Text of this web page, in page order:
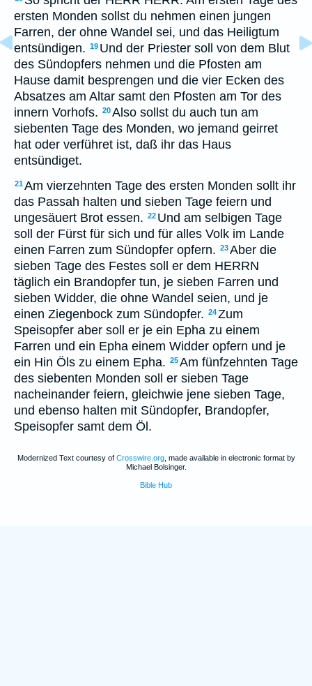
ersten Monden sollst du nehmen einen jungen
Farren, der ohne Wandel sei, und das Heiligtum
entsündigen. 19 Und der Priester soll von dem Blut
des Sündopfers nehmen und die Pfosten am
Hause damit besprengen und die vier Ecken des
Absatzes am Altar samt den Pfosten am Tor des
innern Vorhofs. 20Also sollst du auch tun am
siebenten Tage des Monden, wo jemand geirret
hat oder verführet ist, daß ihr das Haus
entsündiget.
21Am vierzehnten Tage des ersten Monden sollt ihr
das Passah halten und sieben Tage feiern und
ungesäuert Brot essen. 22 Und am selbigen Tage
soll der Fürst für sich und für alles Volk im Lande
einen Farren zum Sündopfer opfern. 23Aber die
sieben Tage des Festes soll er dem HERRN
täglich ein Brandopfer tun, je sieben Farren und
sieben Widder, die ohne Wandel seien, und je
einen Ziegenbock zum Sündopfer. 24Zum
Speisopfer aber soll er je ein Epha zu einem
Farren und ein Epha einem Widder opfern und je
ein Hin Öls zu einem Epha. 25Am fünfzehnten Tage
des siebenten Monden soll er sieben Tage
nacheinander feiern, gleichwie jene sieben Tage,
und ebenso halten mit Sündopfer, Brandopfer,
Speisopfer samt dem Öl.
Modernized Text courtesy of Crosswire.org, made available in electronic format by
Michael Bolsinger.
Bible Hub